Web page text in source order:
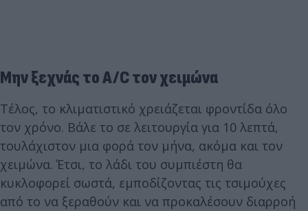
Μην ξεχνάς το A/C τον χειμώνα
Τέλος, το κλιματιστικό χρειάζεται φροντίδα όλο
τον χρόνο. Βάλε το σε λειτουργία για 10 λεπτά,
τουλάχιστον μια φορά τον μήνα, ακόμα και τον
χειμώνα. Έτσι, το λάδι του συμπιέστη θα
κυκλοφορεί σωστά, εμποδίζοντας τις τσιμούχες
από το να ξεραθούν και να προκαλέσουν διαρροή